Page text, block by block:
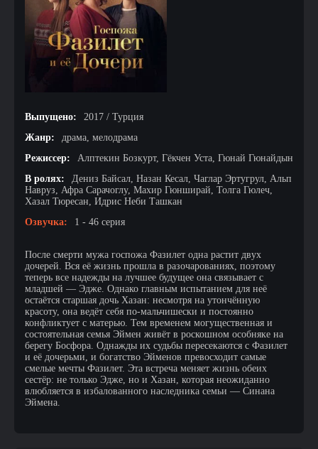
Выпущено:
2017 / Турция
Жанр:
драма, мелодрама
Режиссер:
Алптекин Бозкурт, Гёкчен Уста, Гюнай Гюнайдын
В ролях:
Дениз Байсал, Назан Кесал, Чаглар Эртугрул, Альп
Навруз, Афра Сарачоглу, Махир Гюнширай, Толга Гюлеч,
Хазал Тюресан, Идрис Неби Ташкан
Озвучка:
1 - 46 серия
После смерти мужа госпожа Фазилет одна растит двух
дочерей. Вся её жизнь прошла в разочарованиях, поэтому
теперь все надежды на лучшее будущее она связывает с
младшей — Эдже. Однако главным испытанием для неё
остаётся старшая дочь Хазан: несмотря на утончённую
красоту, она ведёт себя по-мальчишески и постоянно
конфликтует с матерью. Тем временем могущественная и
состоятельная семья Эймен живёт в роскошном особняке на
берегу Босфора. Однажды их судьбы пересекаются с Фазилет
и её дочерьми, и богатство Эйменов превосходит самые
смелые мечты Фазилет. Эта встреча меняет жизнь обеих
сестёр: не только Эдже, но и Хазан, которая неожиданно
влюбляется в избалованного наследника семьи — Синана
Эймена.